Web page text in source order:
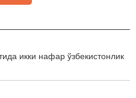
икки нафар ўзбекистонлик